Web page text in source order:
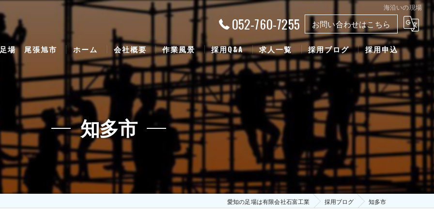
海沿いの現場
052-760-7255 お問い合わせはこちら
場 尾張旭市 ホーム 会社概要 作業風景 採用Q&A 求人一覧 採用ブログ 採用申込
知多市
愛知の足場は有限会社石富工業 採用ブログ 知多市